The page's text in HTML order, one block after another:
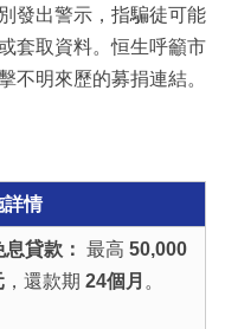
發出警示，指騙徒可能
套取資料。恒生呼籲市
不明來歷的募捐連結。
詳情
息貸款： 最高 50,000
，還款期 24個月 。